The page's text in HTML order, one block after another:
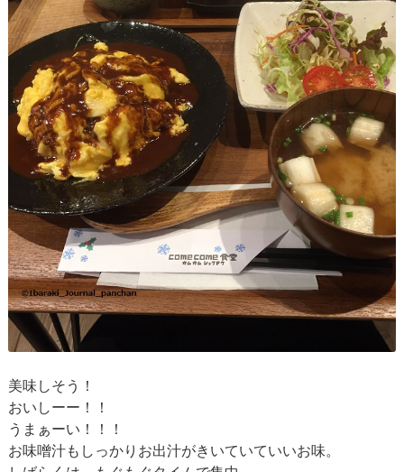
美味しそう！
おいしーー！！
うまぁーい！！！
お味噌汁もしっかりお出汁がきいていていいお味。